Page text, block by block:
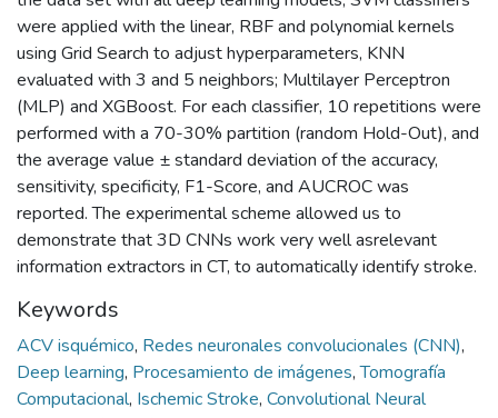
were applied with the linear, RBF and polynomial kernels
using Grid Search to adjust hyperparameters, KNN
evaluated with 3 and 5 neighbors; Multilayer Perceptron
(MLP) and XGBoost. For each classifier, 10 repetitions were
performed with a 70-30% partition (random Hold-Out), and
the average value ± standard deviation of the accuracy,
sensitivity, specificity, F1-Score, and AUCROC was
reported. The experimental scheme allowed us to
demonstrate that 3D CNNs work very well asrelevant
information extractors in CT, to automatically identify stroke.
Keywords
ACV isquémico, Redes neuronales convolucionales (CNN),
Deep learning, Procesamiento de imágenes,Tomografía
Computacional, Ischemic Stroke, Convolutional Neural